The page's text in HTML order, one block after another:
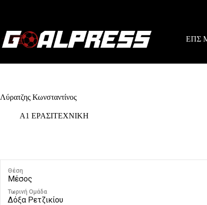
ΕΠΣ
Λύρατζης Κωνσταντίνος
Α1 ΕΡΑΣΙΤΕΧΝΙΚΗ
Θέση
Μέσος
Τωρινή Ομάδα
Δόξα Ρετζικίου